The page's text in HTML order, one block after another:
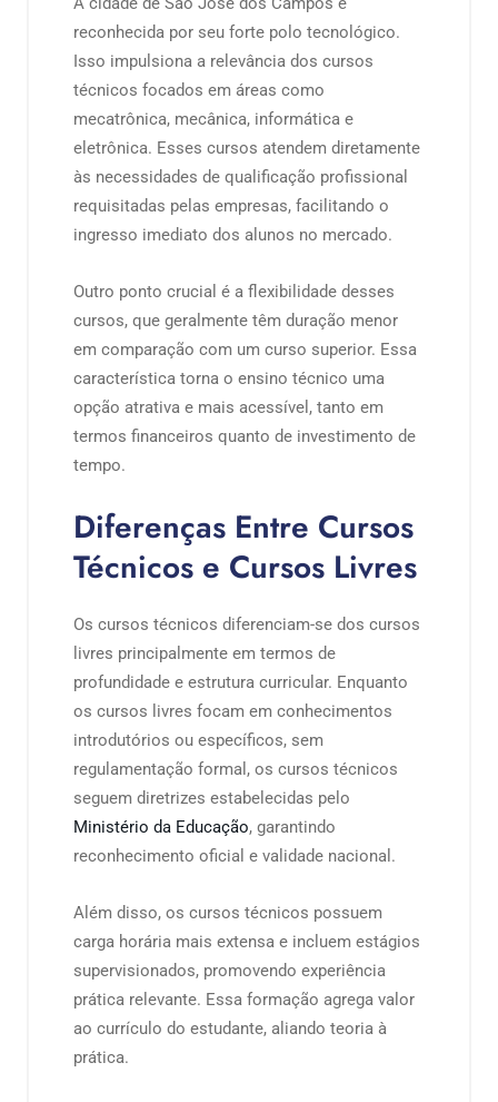
reconhecida por seu forte polo tecnológico.
Isso impulsiona a relevância dos cursos
técnicos focados em áreas como
mecatrônica, mecânica, informática e
eletrônica. Esses cursos atendem diretamente
às necessidades de qualificação profissional
requisitadas pelas empresas, facilitando o
ingresso imediato dos alunos no mercado.
Outro ponto crucial é a flexibilidade desses
cursos, que geralmente têm duração menor
em comparação com um curso superior. Essa
característica torna o ensino técnico uma
opção atrativa e mais acessível, tanto em
termos financeiros quanto de investimento de
tempo.
Diferenças Entre Cursos
Técnicos e Cursos Livres
Os cursos técnicos diferenciam-se dos cursos
livres principalmente em termos de
profundidade e estrutura curricular. Enquanto
os cursos livres focam em conhecimentos
introdutórios ou específicos, sem
regulamentação formal, os cursos técnicos
seguem diretrizes estabelecidas pelo
Ministério da Educação, garantindo
reconhecimento oficial e validade nacional.
Além disso, os cursos técnicos possuem
carga horária mais extensa e incluem estágios
supervisionados, promovendo experiência
prática relevante. Essa formação agrega valor
ao currículo do estudante, aliando teoria à
prática.